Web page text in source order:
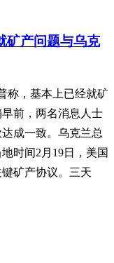
矿产问题与乌克
称，基本上已经就矿
前，两名消息人士
成一致。乌克兰总
时间2月19日，美国
矿产协议。三天